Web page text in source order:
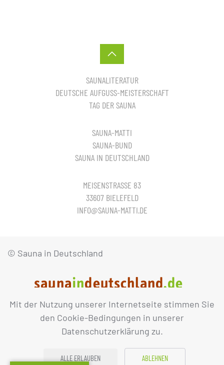
Mit der Nutzung unserer Internetseite stimmen Sie
den Cookie-Bedingungen in unserer
Datenschutzerklärung zu.
ALLE ERLAUBEN ABLEHNEN
SAUNALITERATUR
DEUTSCHE AUFGUSS-MEISTERSCHAFT
TAG DER SAUNA
SAUNA-MATTI
SAUNA-BUND
SAUNA IN DEUTSCHLAND
MEISENSTRASSE 83
33607 BIELEFELD
INFO@SAUNA-MATTI.DE
© Sauna in Deutschland
IMPRESSUM DATENSCHUTZ